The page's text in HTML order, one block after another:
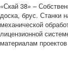
«Скай 38» –
доска, брус. Станки
механической
лицензионной
материалам